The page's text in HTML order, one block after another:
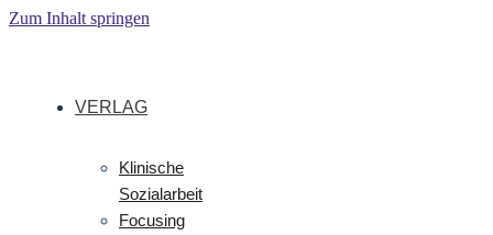
Zum Inhalt springen
VERLAG
Klinische
Sozialarbeit
Focusing